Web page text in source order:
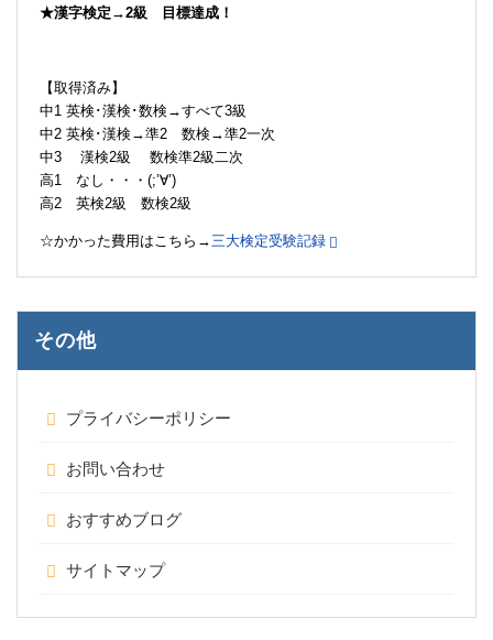
★漢字検定→2級 目標達成！
【取得済み】
中1 英検･漢検･数検→すべて3級
中2 英検･漢検→準2 数検→準2一次
中3 漢検2級 数検準2級二次
高1 なし・・・(;’∀’)
高2 英検2級 数検2級
☆かかった費用はこちら→三大検定受験記録
その他
プライバシーポリシー
お問い合わせ
おすすめブログ
サイトマップ